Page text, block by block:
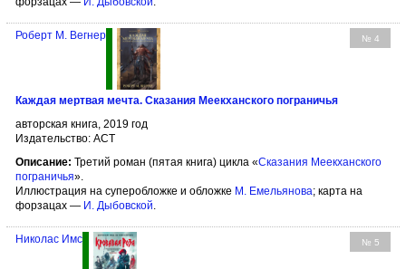
№ 4
Роберт М. Вегнер
Каждая мертвая мечта. Сказания Меекханского пограничья
авторская книга, 2019 год
Издательство: АСТ
Описание: Третий роман (пятая книга) цикла «Сказания Меекханского
пограничья».
Иллюстрация на суперобложке и обложке М. Емельянова; карта на
форзацах — И. Дыбовской.
№ 5
Николас Имс